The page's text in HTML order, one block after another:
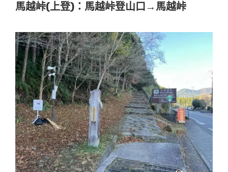
馬越峠(上登)：馬越峠登山口→馬越峠